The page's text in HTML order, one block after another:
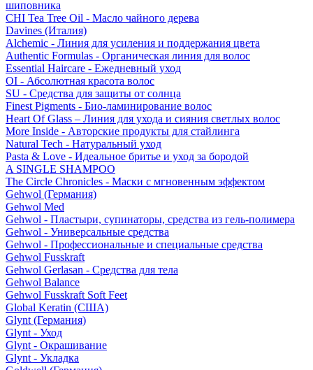
шиповника
CHI Tea Tree Oil - Масло чайного дерева
Davines (Италия)
Alchemic - Линия для усиления и поддержания цвета
Authentic Formulas - Органическая линия для волос
Essential Haircare - Eжедневный уход
OI - Абсолютная красота волос
SU - Средства для защиты от солнца
Finest Pigments - Био-ламинирование волос
Heart Of Glass – Линия для ухода и сияния светлых волос
More Inside - Авторские продукты для стайлинга
Natural Tech - Натуральный уход
Pasta & Love - Идеальное бритье и уход за бородой
A SINGLE SHAMPOO
The Circle Chronicles - Маски с мгновенным эффектом
Gehwol (Германия)
Gehwol Med
Gehwol - Пластыри, супинаторы, средства из гель-полимера
Gehwol - Универсальные средства
Gehwol - Профессиональные и специальные средства
Gehwol Fusskraft
Gehwol Gerlasan - Средства для тела
Gehwol Balance
Gehwol Fusskraft Soft Feet
Global Keratin (США)
Glynt (Германия)
Glynt - Уход
Glynt - Окрашивание
Glynt - Укладка